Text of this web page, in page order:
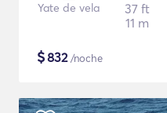
Yate de vela
37 ft
11 m
$832/noche